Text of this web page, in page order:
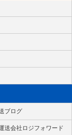
ブログ
送会社ロジフォワード